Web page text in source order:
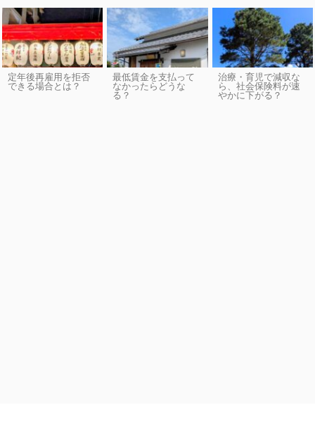
定年後再雇用を拒否
できる場合とは？
最低賃金を支払って
なかったらどうな
る？
治療・育児で減収な
ら、社会保険料が速
やかに下がる？